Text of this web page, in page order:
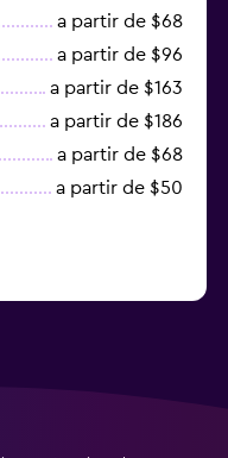
a partir de $68
a partir de $96
a partir de $163
a partir de $186
a partir de $68
a partir de $50